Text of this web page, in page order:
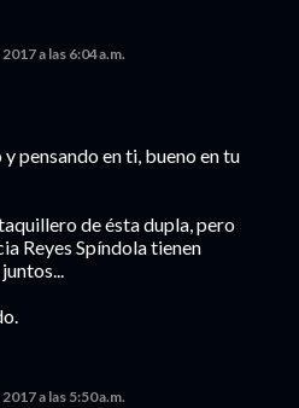
a las 6:04 a.m.
pensando en ti, bueno en tu
de ésta dupla, pero
Reyes Spíndola tienen
a las 5:50 a.m.